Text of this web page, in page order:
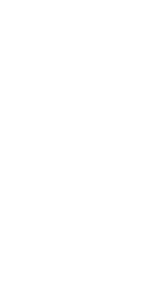
ti aiuterà a trovare il dispositivo più
Global Job Market e trova le